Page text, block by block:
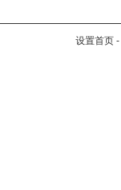
设置首页 -